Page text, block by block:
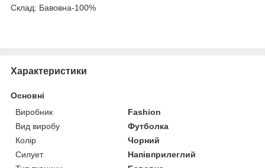
Склад: Бавовна-100%
Характеристики
Основні
Виробник
Fashion
Вид виробу
Футболка
Колір
Чорний
Силует
Напівприлеглий